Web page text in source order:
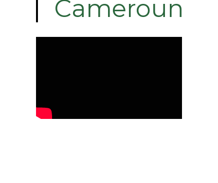
Cameroun